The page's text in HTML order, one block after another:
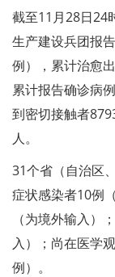
截至11月28日24
生产建设兵团报
例），累计治愈
累计报告确诊病
到密切接触者
人。
31个省（自治区
症状感染者10例
（为境外输入）
入）；尚在医学
例）。